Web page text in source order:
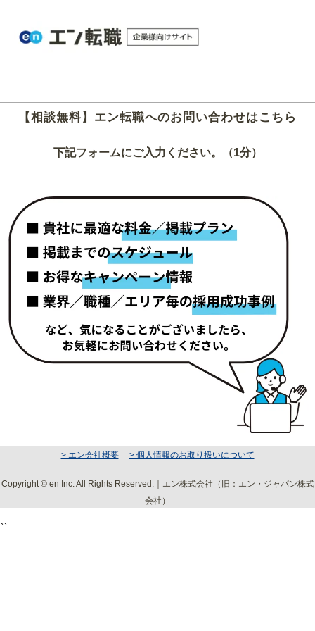
【相談無料】エン転職へのお問い合わせはこちら
下記フォームにご入力ください。（1分）
> エン会社概要 > 個人情報のお取り扱いについて
Copyright © en Inc. All Rights Reserved.｜エン株式会社（旧：エン・ジャパン株式
会社）
``